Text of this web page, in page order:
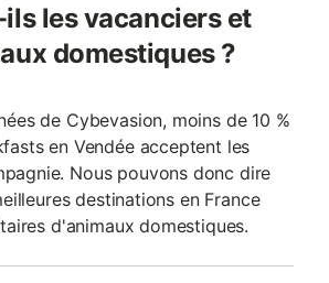
les vacanciers et
domestiques ?
de Cybevasion, moins de 10 %
en Vendée acceptent les
Nous pouvons donc dire
destinations en France
d'animaux domestiques.